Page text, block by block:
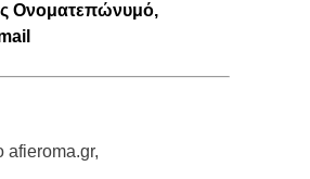
Ονοματεπώνυμό,
afieroma.gr,